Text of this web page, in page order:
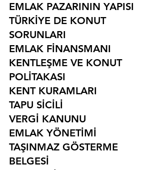
EMLAK PAZARININ YAPISI
TÜRKİYE DE KONUT
SORUNLARI
EMLAK FİNANSMANI
KENTLEŞME VE KONUT
POLİTAKASI
KENT KURAMLARI
TAPU SİCİLİ
VERGİ KANUNU
EMLAK YÖNETİMİ
TAŞINMAZ GÖSTERME
BELGESİ